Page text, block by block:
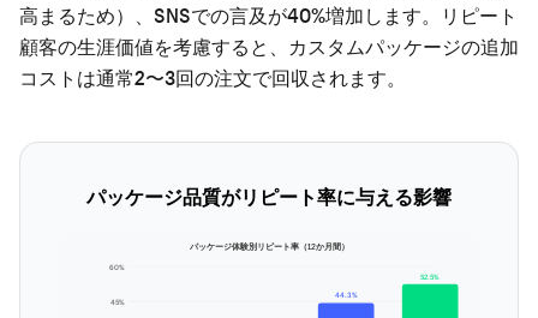
高まるため）、SNSでの言及が40%増加します。リピート
顧客の生涯価値を考慮すると、カスタムパッケージの追加
コストは通常2〜3回の注文で回収されます。
パッケージ品質がリピート率に与える影響
パッケージ体験別リピート率（12か月間）
45%
60%
44.3%
52.5%